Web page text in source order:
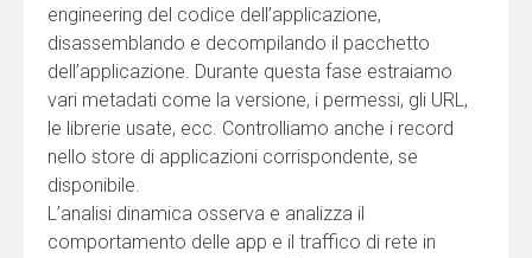
engineering del codice dell’applicazione,
disassemblando e decompilando il pacchetto
dell’applicazione. Durante questa fase estraiamo
vari metadati come la versione, i permessi, gli URL,
le librerie usate, ecc. Controlliamo anche i record
nello store di applicazioni corrispondente, se
disponibile.
L’analisi dinamica osserva e analizza il
comportamento delle app e il traffico di rete in